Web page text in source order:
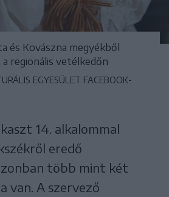
és Kovászna megyékből
regionális vetélkedőn
EGYESÜLET FACEBOOK-
14. alkalommal
eredő
több mint két
van. A szervező